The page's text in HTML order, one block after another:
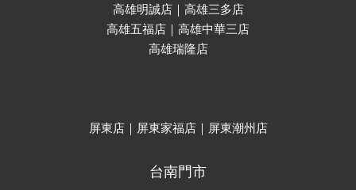
高雄明誠店｜高雄三多店
高雄五福店｜高雄中華三店
高雄瑞隆店
屏東店｜屏東家福店｜屏東潮州店
台南門市